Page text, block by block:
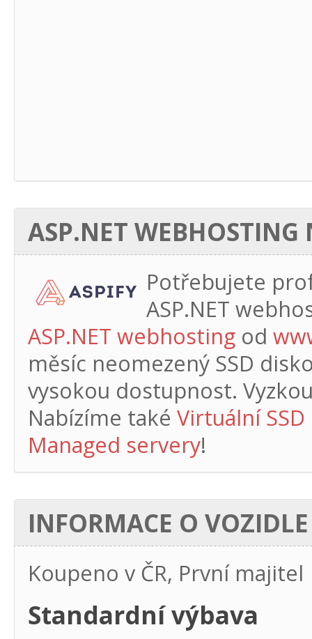
ASP.NET WEBHOSTING
Potřebujete
ASP.NET
ASP.NET webhosting od
měsíc neomezený SSD
vysokou dostupnost.
Nabízíme také Virtuální
Managed servery!
INFORMACE O VOZIDLE
Koupeno v ČR, První majitel
Standardní výbava